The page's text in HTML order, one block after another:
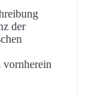
der
vornherein